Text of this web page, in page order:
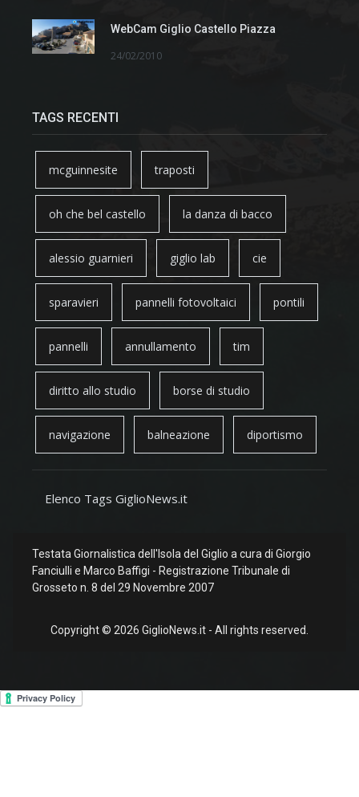
WebCam Giglio Castello Piazza
24/02/2010
TAGS RECENTI
mcguinnesite traposti
oh che bel castello la danza di bacco
alessio guarnieri giglio lab cie
sparavieri pannelli fotovoltaici pontili
pannelli annullamento tim
diritto allo studio borse di studio
navigazione balneazione diportismo
Elenco Tags GiglioNews.it
Testata Giornalistica dell'Isola del Giglio a cura di Giorgio
Fanciulli e Marco Baffigi - Registrazione Tribunale di
Grosseto n. 8 del 29 Novembre 2007
Copyright © 2026 GiglioNews.it - All rights reserved.